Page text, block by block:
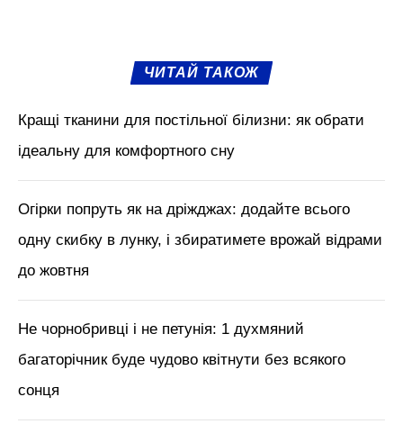
ЧИТАЙ ТАКОЖ
Кращі тканини для постільної білизни: як обрати
ідеальну для комфортного сну
Огірки попруть як на дріжджах: додайте всього
одну скибку в лунку, і збиратимете врожай відрами
до жовтня
Не чорнобривці і не петунія: 1 духмяний
багаторічник буде чудово квітнути без всякого
сонця